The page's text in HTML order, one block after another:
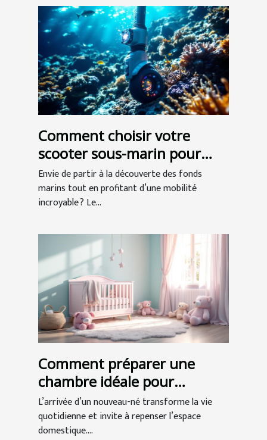
Comment choisir votre
scooter sous-marin pour
l'exploration ?
Envie de partir à la découverte des fonds
marins tout en profitant d’une mobilité
incroyable ? Le...
Comment préparer une
chambre idéale pour
l'arrivée de bébé ?
L’arrivée d’un nouveau-né transforme la vie
quotidienne et invite à repenser l’espace
domestique....